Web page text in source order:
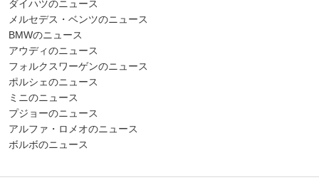
ダイハツのニュース
メルセデス・ベンツのニュース
BMWのニュース
アウディのニュース
フォルクスワーゲンのニュース
ポルシェのニュース
ミニのニュース
プジョーのニュース
アルファ・ロメオのニュース
ボルボのニュース